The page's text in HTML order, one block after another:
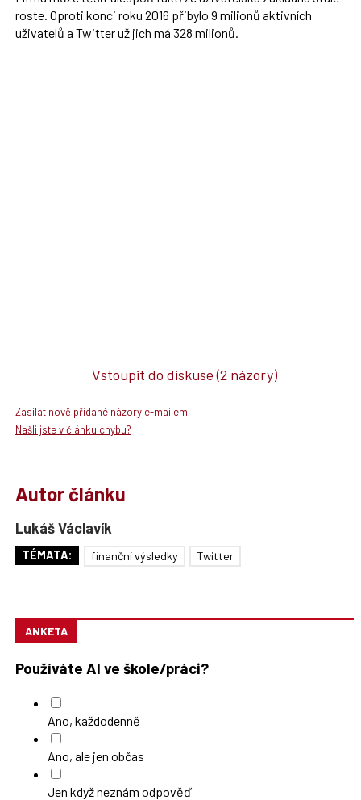
roste. Oproti konci roku 2016 přibylo 9 milionů aktivních
uživatelů a Twitter už jich má 328 milionů.
Vstoupit do diskuse(2 názory)
Zasílat nově přidané názory e-mailem
Našli jste v článku chybu?
Autor článku
Lukáš Václavík
TÉMATA: finanční výsledky Twitter
ANKETA
Používáte AI ve škole/práci?
Ano, každodenně
Ano, ale jen občas
Jen když neznám odpověď